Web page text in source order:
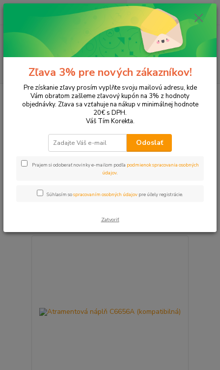
Hľadať
ks
za 0,00 EUR
Tonery a náplne do tlačiarní Hewlett Packard
HP OfficeJet
OfficeJet 4200
OfficeJet 4200
Upresniť parametre
strana
Zľava 3% pre nových zákazníkov!
Pre získanie zľavy prosím vyplňte svoju mailovú adresu, kde
Vám obratom zašleme zľavový kupón na 3% z hodnoty
objednávky. Zľava sa vzťahuje na nákup v minimálnej hodnote
20€ s DPH.
Váš Tím Korekta.
Odoslať
Prajem si odoberať novinky e-mailom podľa podmienok spracovania osobných
údajov.
Súhlasím sospracovaním osobných údajov pre účely registrácie.
Zatvoriť